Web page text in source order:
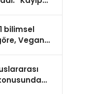
bilimsel
Vegan
Koydu